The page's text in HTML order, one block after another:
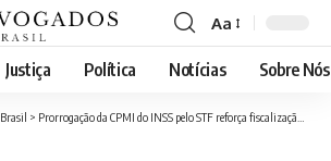
Font
Resizer
Aa
Justiça Política Notícias Sobre Nós
Brasil > Prorrogação da CPMI do INSS pelo STF reforça fiscalização e amplia debate sobre gestão previdenciária